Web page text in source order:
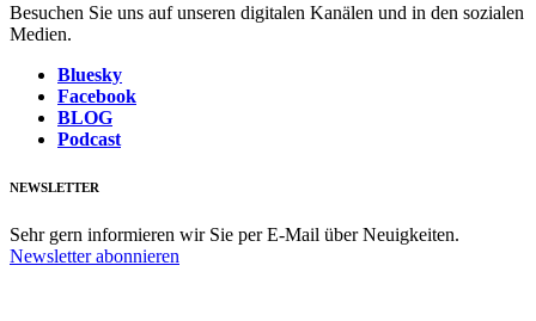
Besuchen Sie uns auf unseren digitalen Kanälen und in den sozialen
Medien.
Bluesky
Facebook
BLOG
Podcast
NEWSLETTER
Sehr gern informieren wir Sie per E-Mail über Neuigkeiten.
Newsletter abonnieren